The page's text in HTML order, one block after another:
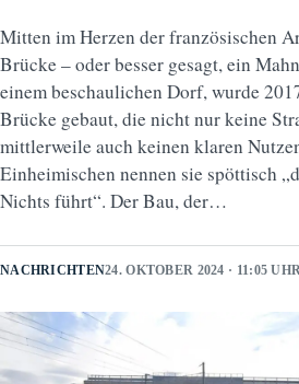
Mitten im Herzen der französischen
Brücke – oder besser gesagt, ein
einem beschaulichen Dorf, wurde
Brücke gebaut, die nicht nur keine
mittlerweile auch keinen klaren
Einheimischen nennen sie spöttisch
Nichts führt“. Der Bau, der…
NACHRICHTEN24. OKTOBER 2024 · 11:05